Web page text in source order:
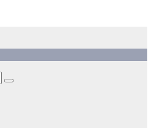
源汽车，HMI，人车交互，智能车